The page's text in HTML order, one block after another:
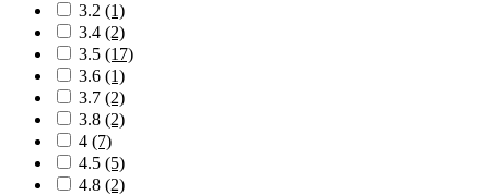
3.2 (1)
3.4 (2)
3.5 (17)
3.6 (1)
3.7 (2)
3.8 (2)
4 (7)
4.5 (5)
4.8 (2)